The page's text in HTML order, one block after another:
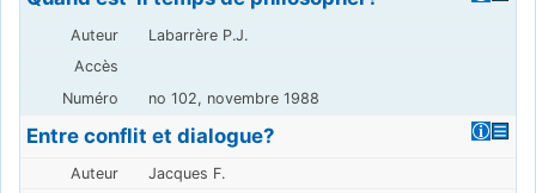
Labarrère P.J.
no 102, novembre 1988
Entre conflit et dialogue?
Jacques F.